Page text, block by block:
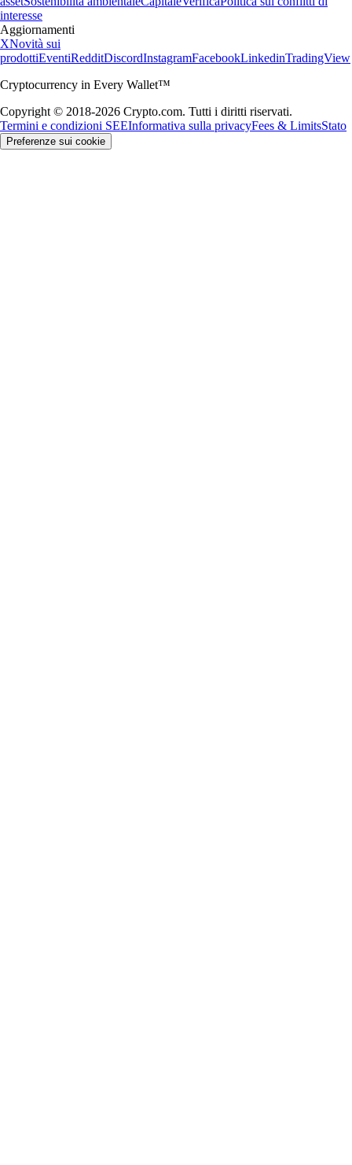
interesse
Aggiornamenti
XNovità sui
prodottiEventiRedditDiscordInstagramFacebookLinkedinTradingView
Cryptocurrency in Every Wallet™
Copyright © 2018-2026 Crypto.com. Tutti i diritti riservati.
Termini e condizioni SEEInformativa sulla privacyFees & LimitsStato
Preferenze sui cookie